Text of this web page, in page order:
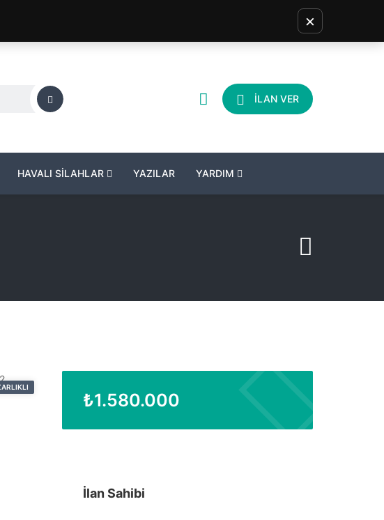
İLAN VER
HAVALI SİLAHLAR YAZILAR YARDIM
₺1.580.000
İlan Sahibi
×